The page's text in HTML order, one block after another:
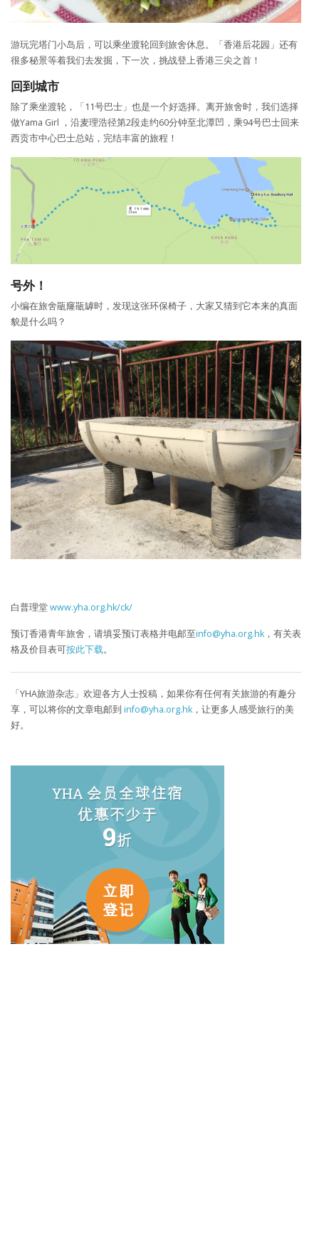
游玩完塔门小岛后，可以乘坐渡轮回到旅舍休息。「香港后花园」还有
很多秘景等着我们去发掘，下一次，挑战登上香港三尖之首！
回到城市
除了乘坐渡轮，「11号巴士」也是一个好选择。离开旅舍时，我们选择
做Yama Girl ，沿麦理浩径第2段走约60分钟至北潭凹，乘94号巴士回来
西贡市中心巴士总站，完结丰富的旅程！
号外！
小编在旅舍瓹窿瓹罅时，发现这张环保椅子，大家又猜到它本来的真面
貌是什么吗？
白普理堂www.yha.org.hk/ck/
预订香港青年旅舍，请填妥预订表格并电邮至info@yha.org.hk ，有关表
格及价目表可按此下载。
「YHA旅游杂志」欢迎各方人士投稿，如果你有任何有关旅游的有趣分
享，可以将你的文章电邮到 info@yha.org.hk ，让更多人感受旅行的美
好。